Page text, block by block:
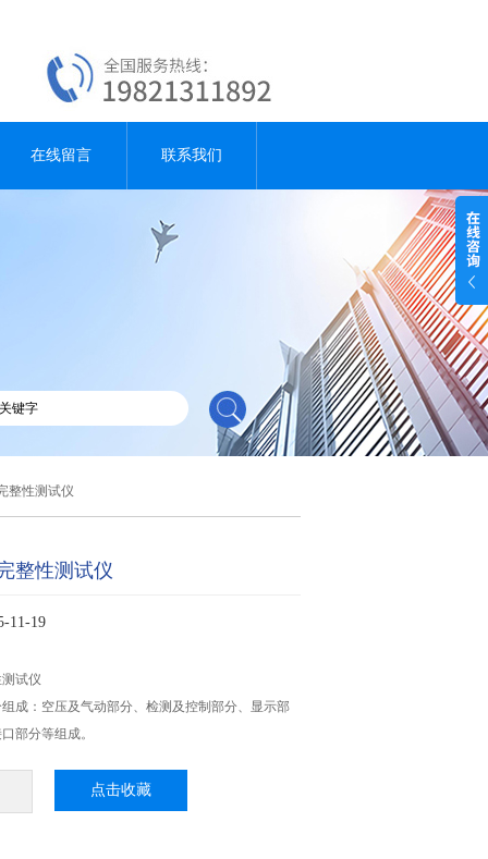
在线留言 联系我们
整性测试仪
整性测试仪
11-19
试仪
成：空压及气动部分、检测及控制部分、显示部
部分等组成。
点击收藏